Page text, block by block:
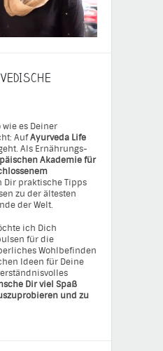
wie es Deiner
AufAyurveda Life
Als Ernährungs-
Akademie für
Dir praktische Tipps
zu der ältesten
der Welt.
ich Dich
für die
Wohlbefinden
Ideen für Deine
Dir viel Spaß
und zu